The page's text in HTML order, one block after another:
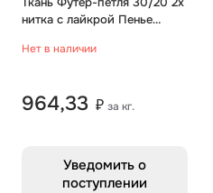
нитка с лайкрой Пенье
Нет в наличии
964,33 ₽ за кг.
Уведомить о
поступлении